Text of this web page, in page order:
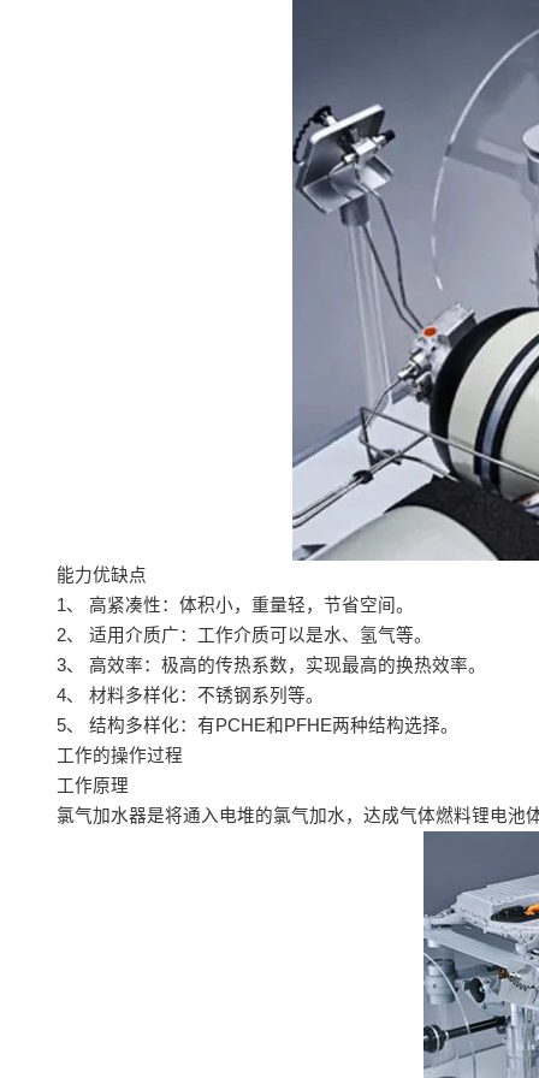
能力优缺点
1、 高紧凑性：体积小，重量轻，节省空间。
2、 适用介质广：工作介质可以是水、氢气等。
3、 高效率：极高的传热系数，实现最高的换热效率。
4、 材料多样化：不锈钢系列等。
5、 结构多样化：有PCHE和PFHE两种结构选择。
工作的操作过程
工作原理
氯气加水器是将通入电堆的氯气加水，达成气体燃料锂电